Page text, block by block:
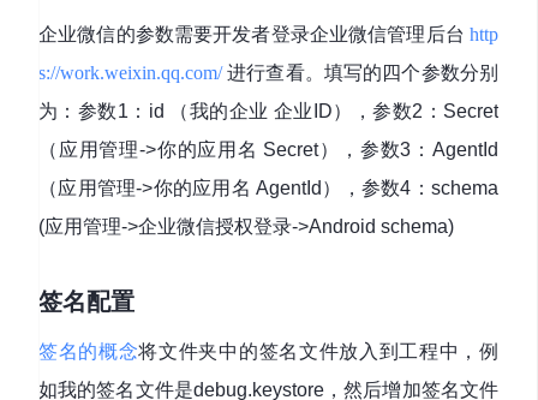
企业微信的参数需要开发者登录企业微信管理后台 http
s://work.weixin.qq.com/进行查看。填写的四个参数分别
为：参数1：id （我的企业 企业ID），参数2：Secret
（应用管理->你的应用名 Secret），参数3：AgentId
（应用管理->你的应用名 AgentId），参数4：schema
(应用管理->企业微信授权登录->Android schema)
签名配置
签名的概念将文件夹中的签名文件放入到工程中，例
如我的签名文件是debug.keystore，然后增加签名文件